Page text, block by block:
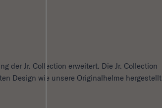
der Jr. Collection erweitert. Die Jr. Collection
Design wie unsere Originalhelme hergestellt